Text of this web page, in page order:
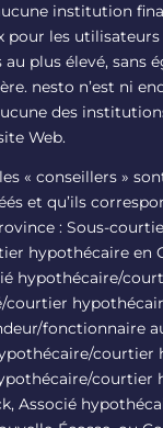
institution
pour les utilisateurs
plus élevé, sans
nesto n’est ni
des
Web.
« conseillers »
et qu’ils
: Sous-
hypothécaire en
hypothécaire/
courtier
fonctionnaire
courtier
courtier
Associé